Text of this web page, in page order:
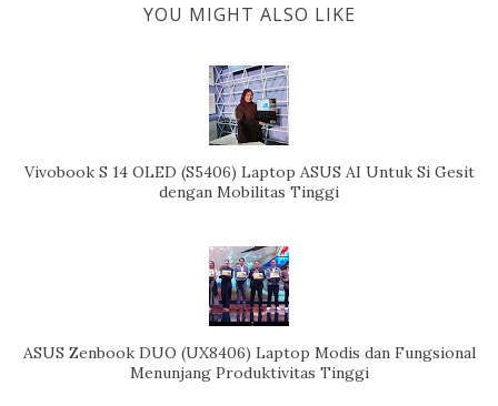
YOU MIGHT ALSO LIKE
Vivobook S 14 OLED (S5406) Laptop ASUS AI Untuk Si Gesit
dengan Mobilitas Tinggi
ASUS Zenbook DUO (UX8406) Laptop Modis dan Fungsional
Menunjang Produktivitas Tinggi